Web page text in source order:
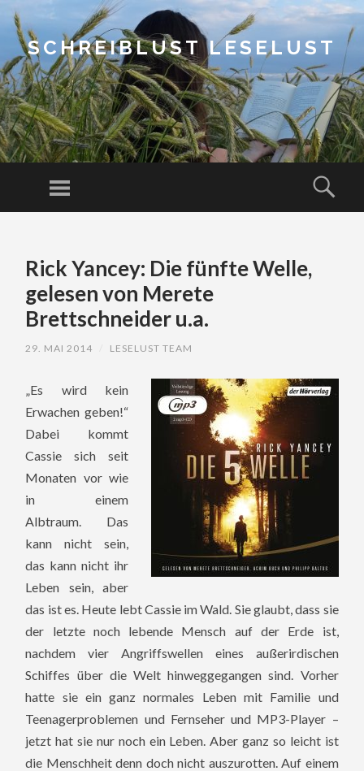
SCHREIBLUST LESELUST
Menu
CONTENTRick Yancey: Die fünfte Welle,
gelesen von Merete
Brettschneider u.a.
29. MAI 2014 LESELUST TEAM
„Es wird kein
Erwachen geben!“
Dabei kommt
Cassie sich seit
Monaten vor wie
in einem
Albtraum. Das
kann nicht sein,
das kann nicht ihr
Leben sein, aber
das ist es. Heute lebt Cassie im Wald. Sie glaubt, dass sie
der letzte noch lebende Mensch auf der Erde ist,
nachdem vier Angriffswellen eines außerirdischen
Schiffes über die Welt hinweggegangen sind. Vorher
hatte sie ein ganz normales Leben mit Familie und
Teenagerproblemen und Fernseher und MP3-Player –
jetzt hat sie nur noch ein Leben. Aber ganz so leicht ist
die Menschheit denn doch nicht auszurotten. Auf einem